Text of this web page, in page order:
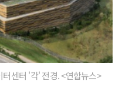
센터 '각' 전경. <연합뉴스>